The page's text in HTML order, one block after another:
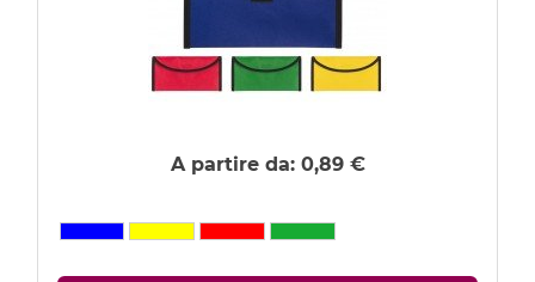
A partire da: 0,89 €